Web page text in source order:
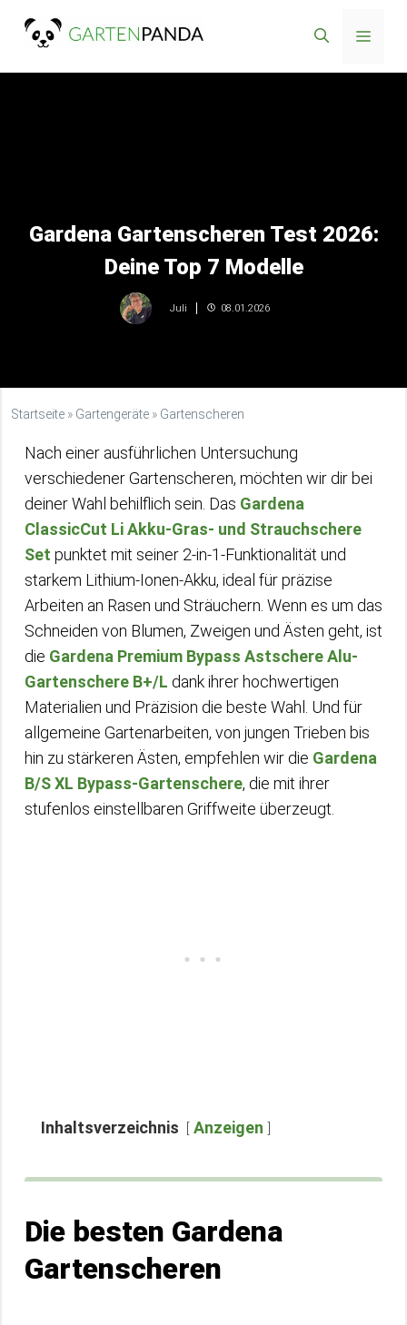
Inhalt
Menü
Gardena Gartenscheren Test 2026:
Deine Top 7 Modelle
Juli 08.01.2026
Startseite » Gartengeräte » Gartenscheren
Nach einer ausführlichen Untersuchung
verschiedener Gartenscheren, möchten wir dir bei
deiner Wahl behilflich sein. Das Gardena
ClassicCut Li Akku-Gras- und Strauchschere
Set punktet mit seiner 2-in-1-Funktionalität und
starkem Lithium-Ionen-Akku, ideal für präzise
Arbeiten an Rasen und Sträuchern. Wenn es um das
Schneiden von Blumen, Zweigen und Ästen geht, ist
die Gardena Premium Bypass Astschere Alu-
Gartenschere B+/L dank ihrer hochwertigen
Materialien und Präzision die beste Wahl. Und für
allgemeine Gartenarbeiten, von jungen Trieben bis
hin zu stärkeren Ästen, empfehlen wir die Gardena
B/S XL Bypass-Gartenschere, die mit ihrer
stufenlos einstellbaren Griffweite überzeugt.
Inhaltsverzeichnis Anzeigen
Die besten Gardena
Gartenscheren